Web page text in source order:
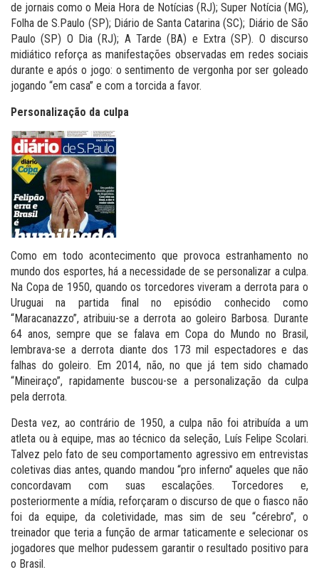
de jornais como o Meia Hora de Notícias (RJ); Super Notícia (MG),
Folha de S.Paulo (SP); Diário de Santa Catarina (SC); Diário de São
Paulo (SP) O Dia (RJ); A Tarde (BA) e Extra (SP). O discurso
midiático reforça as manifestações observadas em redes sociais
durante e após o jogo: o sentimento de vergonha por ser goleado
jogando “em casa” e com a torcida a favor.
Personalização da culpa
Como em todo acontecimento que provoca estranhamento no
mundo dos esportes, há a necessidade de se personalizar a culpa.
Na Copa de 1950, quando os torcedores viveram a derrota para o
Uruguai na partida final no episódio conhecido como
“Maracanazzo”, atribuiu-se a derrota ao goleiro Barbosa. Durante
64 anos, sempre que se falava em Copa do Mundo no Brasil,
lembrava-se a derrota diante dos 173 mil espectadores e das
falhas do goleiro. Em 2014, não, no que já tem sido chamado
“Mineiraço”, rapidamente buscou-se a personalização da culpa
pela derrota.
Desta vez, ao contrário de 1950, a culpa não foi atribuída a um
atleta ou à equipe, mas ao técnico da seleção, Luís Felipe Scolari.
Talvez pelo fato de seu comportamento agressivo em entrevistas
coletivas dias antes, quando mandou “pro inferno” aqueles que não
concordavam com suas escalações. Torcedores e,
posteriormente a mídia, reforçaram o discurso de que o fiasco não
foi da equipe, da coletividade, mas sim de seu “cérebro”, o
treinador que teria a função de armar taticamente e selecionar os
jogadores que melhor pudessem garantir o resultado positivo para
o Brasil.